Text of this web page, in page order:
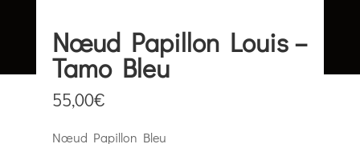
Nœud Papillon Louis –
Tamo Bleu
55,00€
Nœud Papillon Bleu